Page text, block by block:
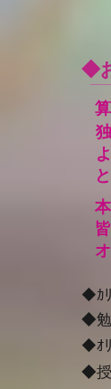
◆
独
◆ｶ
◆
◆ｵ
◆